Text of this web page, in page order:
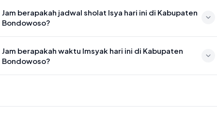
17:28
Jam berapakah jadwal sholat Isya hari ini di Kabupaten
Bondowoso?
18:39
Jam berapakah waktu Imsyak hari ini di Kabupaten
Bondowoso?